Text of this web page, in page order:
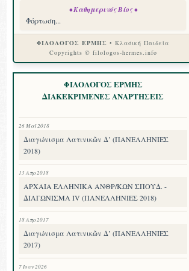
• Καθημερινός Βίος •
Φόρτωση...
ΦΙΛΟΛΟΓΟΣ ΕΡΜΗΣ • Κλασική Παιδεία
Copyrights © filologos-hermes.info
ΦΙΛΟΛΟΓΟΣ ΕΡΜΗΣ
ΔΙΑΚΕΚΡΙΜΕΝΕΣ ΑΝΑΡΤΗΣΕΙΣ
26 Μαΐ 2018
Διαγώνισμα Λατινικῶν Δ’ (ΠΑΝΕΛΛΗΝΙΕΣ
2018)
13 Απρ 2018
ΑΡΧΑΙΑ ΕΛΛΗΝΙΚΑ ΑΝΘΡ/ΚΩΝ ΣΠΟΥΔ. -
ΔΙΑΓΩΝΙΣΜΑ IV (ΠΑΝΕΛΛΗΝΙΕΣ 2018)
18 Απρ 2017
Διαγώνισμα Λατινικῶν Δ’ (ΠΑΝΕΛΛΗΝΙΕΣ
2017)
7 Ιουν 2026